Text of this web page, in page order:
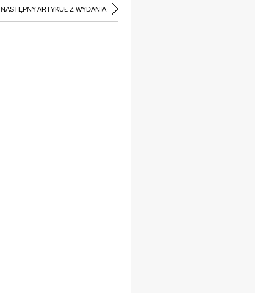
NASTĘPNY ARTYKUŁ Z WYDANIA